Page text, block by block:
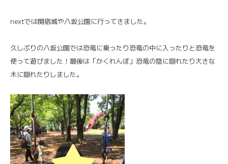
nextでは関宿城や八坂公園に行ってきました。
久しぶりの八坂公園では恐竜に乗ったり恐竜の中に入ったりと恐竜を
使って遊びました！最後は「かくれんぼ」恐竜の陰に隠れたり大きな
木に隠れたりしました。